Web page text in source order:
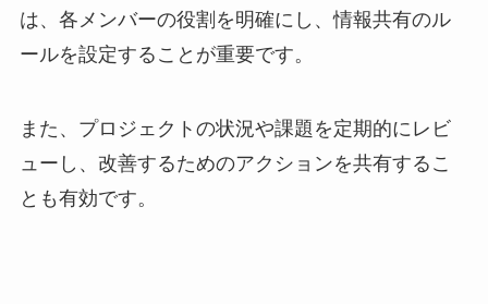
は、各メンバーの役割を明確にし、情報共有のル
ールを設定することが重要です。
また、プロジェクトの状況や課題を定期的にレビ
ューし、改善するためのアクションを共有するこ
とも有効です。